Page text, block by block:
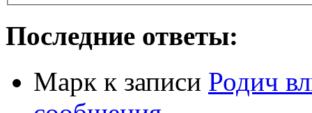
Последние ответы:
Марк к записи Родич